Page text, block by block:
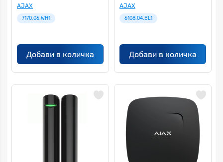
AJAX
7170.06.WH1
Добави в количка
AJAX
6108.04.BL1
Добави в количка